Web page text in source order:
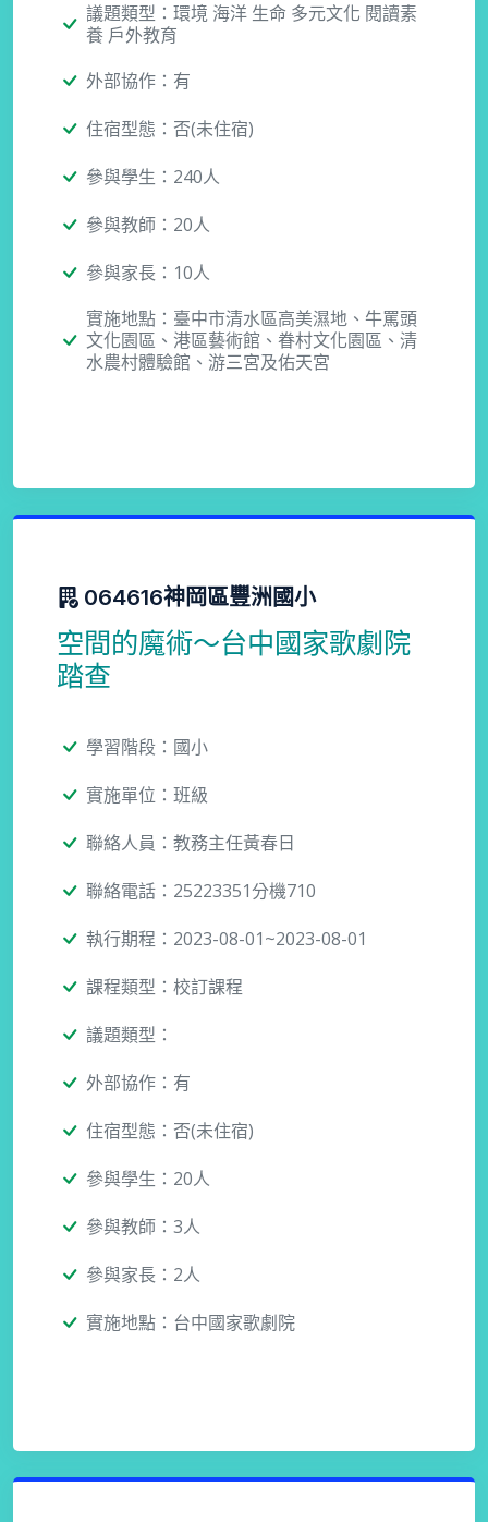
議題類型：環境 海洋 生命 多元文化 閱讀素
養 戶外教育
外部協作：有
住宿型態：否(未住宿)
參與學生：240人
參與教師：20人
參與家長：10人
實施地點：臺中市清水區高美濕地、牛罵頭
文化園區、港區藝術館、眷村文化園區、清
水農村體驗館、游三宮及佑天宮
064616神岡區豐洲國小
空間的魔術～台中國家歌劇院
踏查
學習階段：國小
實施單位：班級
聯絡人員：教務主任黃春日
聯絡電話：25223351分機710
執行期程：2023-08-01~2023-08-01
課程類型：校訂課程
議題類型：
外部協作：有
住宿型態：否(未住宿)
參與學生：20人
參與教師：3人
參與家長：2人
實施地點：台中國家歌劇院